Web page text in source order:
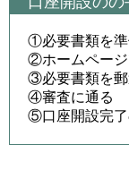
①必要書類を準
②ホームページ
③必要書類を郵
④審査に通る
⑤口座開設完了